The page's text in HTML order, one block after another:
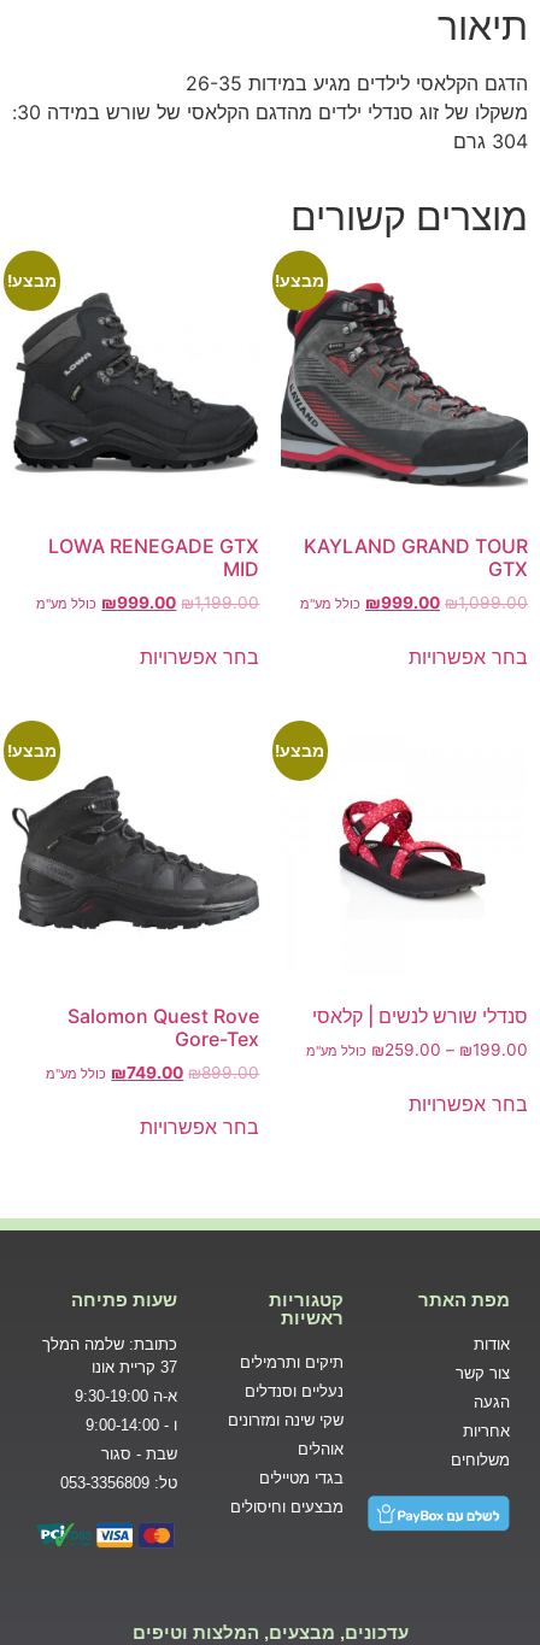
תיאור
הדגם הקלאסי לילדים מגיע במידות 26-35
משקלו של זוג סנדלי ילדים מהדגם הקלאסי של שורש במידה 30:
304 גרם
מוצרים קשורים
מבצע!
KAYLAND GRAND TOUR
GTX
₪1,099.00
₪999.00 כולל מע"מ
בחר אפשרויות
מבצע!
LOWA RENEGADE GTX
MID
₪1,199.00
₪999.00 כולל מע"מ
בחר אפשרויות
מבצע!
סנדלי שורש לנשים | קלאסי
₪199.00
–
₪259.00 כולל מע"מ
בחר אפשרויות
מבצע!
Salomon Quest Rove
Gore-Tex
₪899.00
₪749.00 כולל מע"מ
בחר אפשרויות
מפת האתר
אודות
צור קשר
הגעה
אחריות
משלוחים
קטגוריות
ראשיות
תיקים ותרמילים
נעליים וסנדלים
שקי שינה ומזרונים
אוהלים
בגדי מטיילים
מבצעים וחיסולים
שעות פתיחה
כתובת: שלמה המלך
37 קריית אונו
א-ה 9:30-19:00
ו - 9:00-14:00
שבת - סגור
טל: 053-3356809
עדכונים, מבצעים, המלצות וטיפים